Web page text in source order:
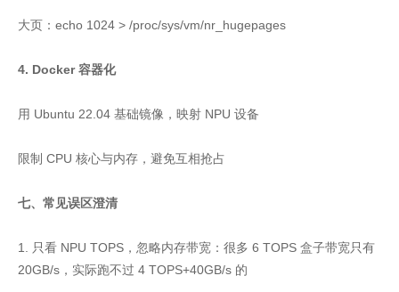
大页：echo 1024 > /proc/sys/vm/nr_hugepages
4. Docker 容器化
用 Ubuntu 22.04 基础镜像，映射 NPU 设备
限制 CPU 核心与内存，避免互相抢占
七、常见误区澄清
1. 只看 NPU TOPS，忽略内存带宽：很多 6 TOPS 盒子带宽只有
20GB/s，实际跑不过 4 TOPS+40GB/s 的